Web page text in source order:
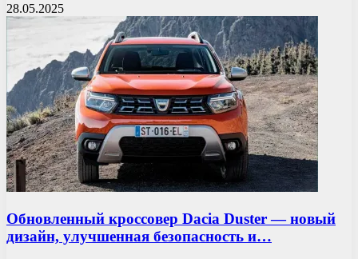
28.05.2025
Обновленный кроссовер Dacia Duster — новый
дизайн, улучшенная безопасность и…